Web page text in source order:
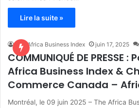
Lire la suite »
The Africa Business Index juin 17, 2025
COMMUNIQUÉ DE PRESSE
Africa Business Index &
Commerce Canada –
Montréal, le 09 juin 2025 – The Africa